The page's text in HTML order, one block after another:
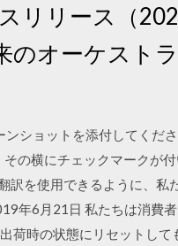
リリース（
のオーケスト
ショットを添付してくだ
の横にチェックマークが
訳を使用できるように、
年6月21日 私たちは消費
荷時の状態にリセットし